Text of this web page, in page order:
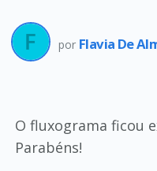
por Flavia De
O fluxograma ficou
Parabéns!